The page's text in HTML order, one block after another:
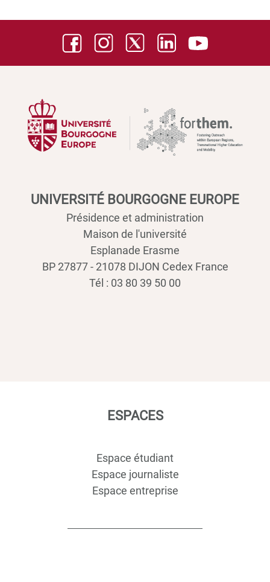
UNIVERSITÉ BOURGOGNE EUROPE
Présidence et administration
Maison de l'université
Esplanade Erasme
BP 27877 - 21078 DIJON Cedex France
Tél : 03 80 39 50 00
ESPACES
Espace étudiant
Espace journaliste
Espace entreprise